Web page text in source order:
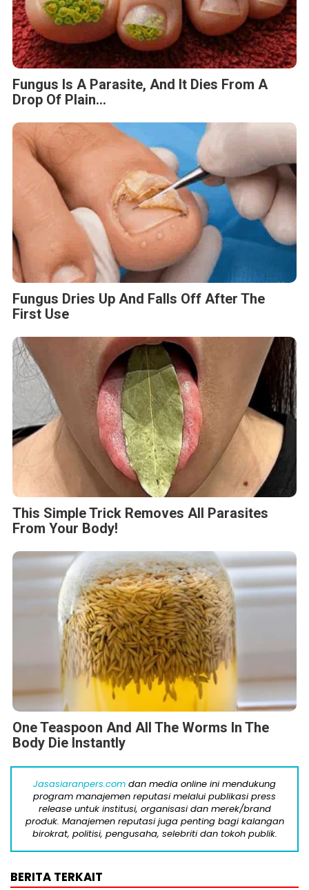
Fungus Is A Parasite, And It Dies From A
Drop Of Plain...
Fungus Dries Up And Falls Off After The
First Use
This Simple Trick Removes All Parasites
From Your Body!
One Teaspoon And All The Worms In The
Body Die Instantly
Jasasiaranpers.com dan media online ini mendukung
program manajemen reputasi melalui publikasi press
release untuk institusi, organisasi dan merek/brand
produk. Manajemen reputasi juga penting bagi kalangan
birokrat, politisi, pengusaha, selebriti dan tokoh publik.
BERITA TERKAIT